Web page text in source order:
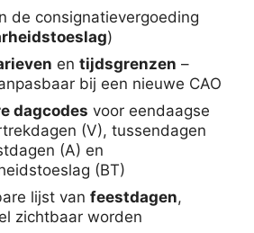
de consignatievergoeding
)
en tijdsgrenzen –
bij een nieuwe CAO
dagcodes voor eendaagse
(V), tussendagen
(A) en
(BT)
lijst van feestdagen,
zichtbaar worden